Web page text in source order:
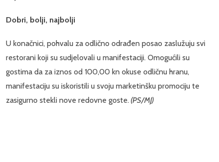
Dobri, bolji, najbolji
U konačnici, pohvalu za odlično odrađen posao zaslužuju svi
restorani koji su sudjelovali u manifestaciji. Omogućili su
gostima da za iznos od 100,00 kn okuse odličnu hranu,
manifestaciju su iskoristili u svoju marketinšku promociju te
zasigurno stekli nove redovne goste. (PS/MJ)